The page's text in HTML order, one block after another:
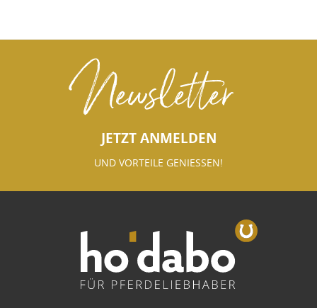
Newsletter
JETZT ANMELDEN
UND VORTEILE GENIESSEN!